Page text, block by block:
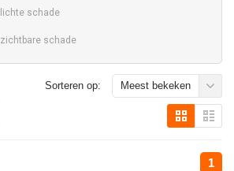
lichte schade
zichtbare schade
Sorteren op: Meest bekeken
1